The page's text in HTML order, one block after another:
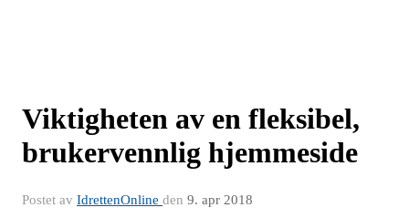
Viktigheten av en fleksibel,
brukervennlig hjemmeside
Postet av IdrettenOnline den 9. apr 2018